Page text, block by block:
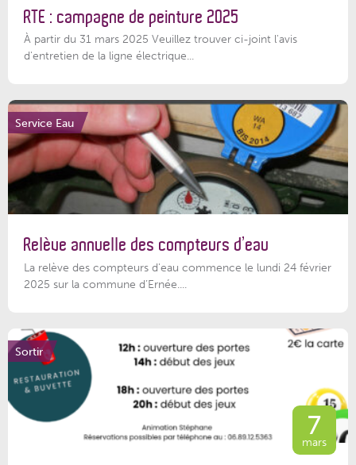
RTE : campagne de peinture 2025
À partir du 31 mars 2025 Veuillez trouver ci-joint l'avis
d'entretien de la ligne électrique...
Service Eau
Relève annuelle des compteurs d’eau
La relève des compteurs d'eau commence le lundi 24 février
2025 sur la commune d’Ernée....
Sortir
7
mars